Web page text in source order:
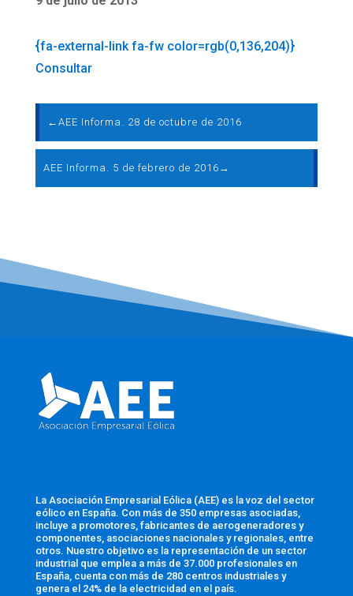
{fa-external-link fa-fw color=rgb(0,136,204)}
Consultar
← AEE Informa. 28 de octubre de 2016
AEE Informa. 5 de febrero de 2016 →
La Asociación Empresarial Eólica (AEE) es la voz del sector
eólico en España. Con más de 350 empresas asociadas,
incluye a promotores, fabricantes de aerogeneradores y
componentes, asociaciones nacionales y regionales, entre
otros. Nuestro objetivo es la representación de un sector
industrial que emplea a más de 37.000 profesionales en
España, cuenta con más de 280 centros industriales y
genera el 24% de la electricidad en el país.